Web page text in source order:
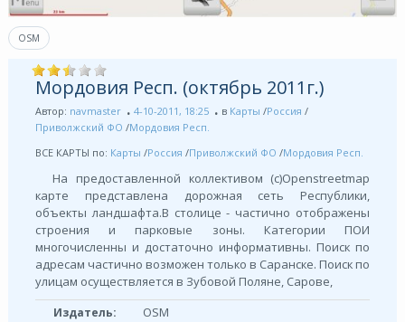
OSM
Мордовия Респ. (октябрь 2011г.)
Автор: navmaster 4-10-2011, 18:25 в Карты /Россия /
Приволжский ФО /Мордовия Респ.
ВСЕ КАРТЫ по: Карты /Россия /Приволжский ФО /Мордовия Респ.
На предоставленной коллективом (c)Openstreetmap
карте представлена дорожная сеть Республики,
объекты ландшафта.В столице - частично отображены
строения и парковые зоны. Категории ПОИ
многочисленны и достаточно информативны. Поиск по
адресам частично возможен только в Саранске. Поиск по
улицам осуществляется в Зубовой Поляне, Сарове,
Издатель: OSM